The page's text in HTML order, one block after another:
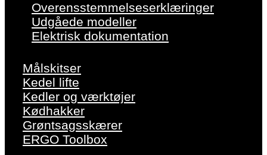
Overensstemmelseserklæringer
Udgåede modeller
Elektrisk dokumentation
Målskitser
Kedel lifte
Kedler og værktøjer
Kødhakker
Grøntsagsskærer
ERGO Toolbox